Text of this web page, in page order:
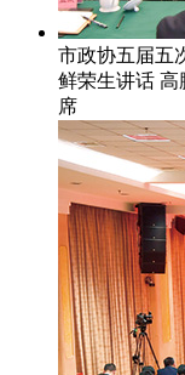
市政协五届五
鲜荣生讲话 高
席